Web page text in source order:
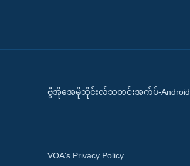
ဗွီအိုအေမိုဘိုင်းလ်သတင်းအက်ပ်-Android
VOA's Privacy Policy